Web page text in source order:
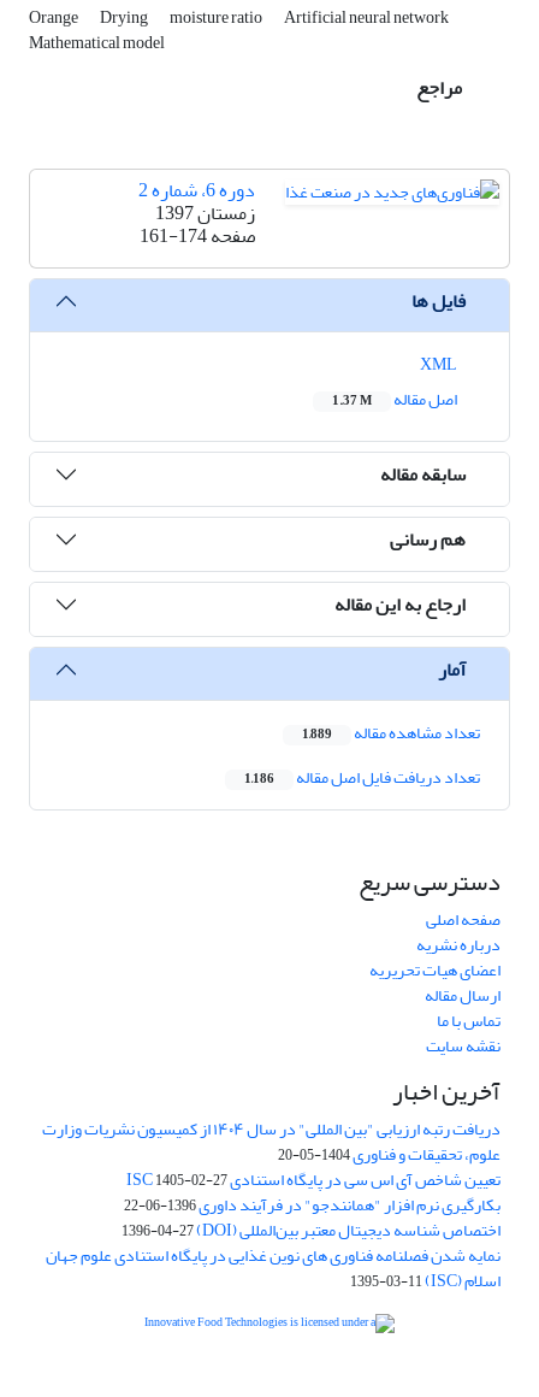
Orange Drying moisture ratio Artificial neural network
Mathematical model
مراجع
دوره 6، شماره 2
زمستان 1397
صفحه161-174
فایل ها
اصل مقاله
1.37 M
سابقه مقاله
هم رسانی
ارجاع به این مقاله
آمار
تعداد مشاهده مقاله 1,889
تعداد دریافت فایل اصل مقاله 1,186
دسترسی سریع
صفحه اصلی
درباره نشریه
اعضای هیات تحریریه
ارسال مقاله
تماس با ما
نقشه سایت
آخرین اخبار
دریافت رتبه ارزیابی "بین المللی" در سال ۱۴۰۴ از کمیسیون نشریات وزارت
علوم، تحقیقات و فناوری1404-05-20
تعیین شاخص آی اس سی در پایگاه استنادی ISC1405-02-27
بکارگیری نرم افزار "همانندجو" در فرآیند داوری1396-06-22
اختصاص شناسه دیجیتال معتبر بین‌المللی (DOI) 1396-04-27
نمایه شدن فصلنامه فناوری های نوین غذایی در پایگاه استنادی علوم جهان
اسلام (ISC) 1395-03-11